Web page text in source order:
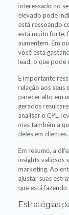
interessado no
elevado pode
está ressoando
está muito forte,
aumentem. Em
você está
lead, o que pode
É importante
relação aos seus
parecer alto em
gerados
analisar o CPL,
mas também a
deles em clientes.
Em resumo, a
insights valiosos
marketing. Ao
ajustar suas
que está
Estratégias